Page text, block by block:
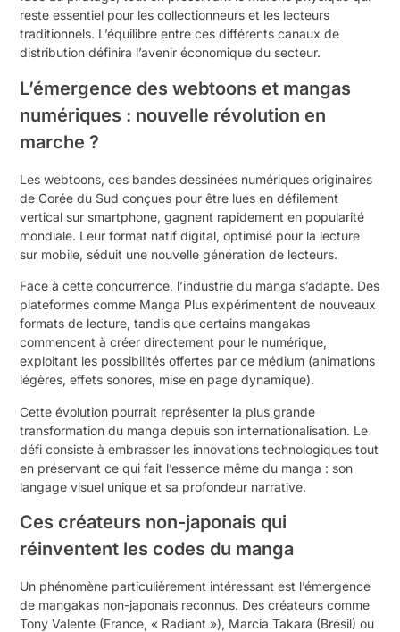
reste essentiel pour les collectionneurs et les lecteurs
traditionnels. L’équilibre entre ces différents canaux de
distribution définira l’avenir économique du secteur.
L’émergence des webtoons et mangas
numériques : nouvelle révolution en
marche ?
Les webtoons, ces bandes dessinées numériques originaires
de Corée du Sud conçues pour être lues en défilement
vertical sur smartphone, gagnent rapidement en popularité
mondiale. Leur format natif digital, optimisé pour la lecture
sur mobile, séduit une nouvelle génération de lecteurs.
Face à cette concurrence, l’industrie du manga s’adapte. Des
plateformes comme Manga Plus expérimentent de nouveaux
formats de lecture, tandis que certains mangakas
commencent à créer directement pour le numérique,
exploitant les possibilités offertes par ce médium (animations
légères, effets sonores, mise en page dynamique).
Cette évolution pourrait représenter la plus grande
transformation du manga depuis son internationalisation. Le
défi consiste à embrasser les innovations technologiques tout
en préservant ce qui fait l’essence même du manga : son
langage visuel unique et sa profondeur narrative.
Ces créateurs non-japonais qui
réinventent les codes du manga
Un phénomène particulièrement intéressant est l’émergence
de mangakas non-japonais reconnus. Des créateurs comme
Tony Valente (France, « Radiant »), Marcia Takara (Brésil) ou